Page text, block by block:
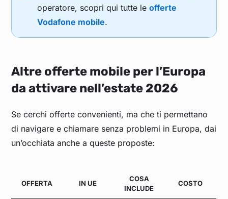
operatore, scopri qui tutte leofferte
Vodafone mobile.
Altre offerte mobile per l’Europa
da attivare nell’estate 2026
Se cerchi offerte convenienti, ma che ti permettano
di navigare e chiamare senza problemi in Europa, dai
un’occhiata anche a queste proposte:
OFFERTA IN UE
COSA
INCLUDE
COSTO